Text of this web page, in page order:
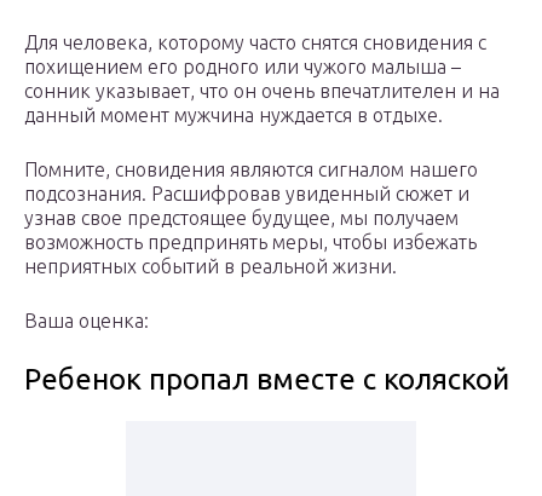
Для человека, которому часто снятся сновидения с
похищением его родного или чужого малыша –
сонник указывает, что он очень впечатлителен и на
данный момент мужчина нуждается в отдыхе.
Помните, сновидения являются сигналом нашего
подсознания. Расшифровав увиденный сюжет и
узнав свое предстоящее будущее, мы получаем
возможность предпринять меры, чтобы избежать
неприятных событий в реальной жизни.
Ваша оценка:
Ребенок пропал вместе с коляской